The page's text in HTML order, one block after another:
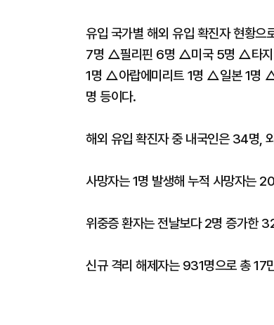
유입 국가별 해외 유입 확진자 현황
7명 △필리핀 6명 △미국 5명 △타지
1명 △아랍에미리트 1명 △일본 1명
명 등이다.
해외 유입 확진자 중 내국인은 34명,
사망자는 1명 발생해 누적 사망자는
위중증 환자는 전날보다 2명 증가한
신규 격리 해제자는 931명으로 총